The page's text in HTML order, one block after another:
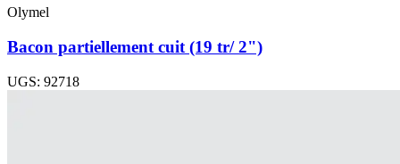
Olymel
Bacon partiellement cuit (19 tr/ 2")
UGS: 92718